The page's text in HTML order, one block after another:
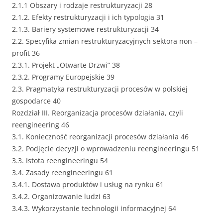
2.1.1 Obszary i rodzaje restrukturyzacji 28
2.1.2. Efekty restrukturyzacji i ich typologia 31
2.1.3. Bariery systemowe restrukturyzacji 34
2.2. Specyfika zmian restrukturyzacyjnych sektora non –
profit 36
2.3.1. Projekt „Otwarte Drzwi” 38
2.3.2. Programy Europejskie 39
2.3. Pragmatyka restrukturyzacji procesów w polskiej
gospodarce 40
Rozdział III. Reorganizacja procesów działania, czyli
reengineering 46
3.1. Konieczność reorganizacji procesów działania 46
3.2. Podjęcie decyzji o wprowadzeniu reengineeringu 51
3.3. Istota reengineeringu 54
3.4. Zasady reengineeringu 61
3.4.1. Dostawa produktów i usług na rynku 61
3.4.2. Organizowanie ludzi 63
3.4.3. Wykorzystanie technologii informacyjnej 64